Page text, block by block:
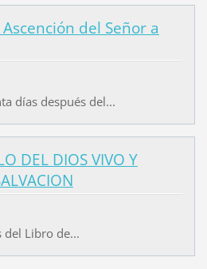
del Señor a
días después del...
DEL DIOS VIVO Y
Libro de...